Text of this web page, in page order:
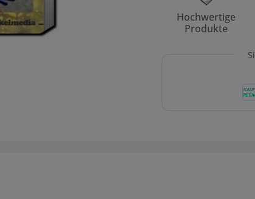
Hochwertige
Produkte